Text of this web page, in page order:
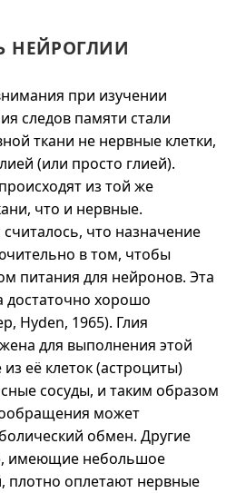
НЕЙРОГЛИИ
при изучении
следов памяти стали
ткани не нервные клетки,
(или просто глией).
из той же
что и нервные.
что назначение
в том, чтобы
питания для нейронов. Эта
достаточно хорошо
Hyden, 1965). Глия
для выполнения этой
её клеток (астроциты)
сосуды, и таким образом
может
обмен. Другие
имеющие небольшое
плотно оплетают нервные